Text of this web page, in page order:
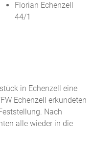
Florian Echenzell
44/1
in Echenzell eine
Echenzell erkundeten
Nach
alle wieder in die